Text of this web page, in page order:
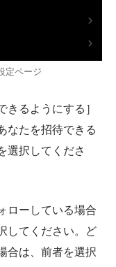
定ページ
きるようにする］
なたを招待できる
選択してくださ
ローしている場合
してください。ど
合は、前者を選択